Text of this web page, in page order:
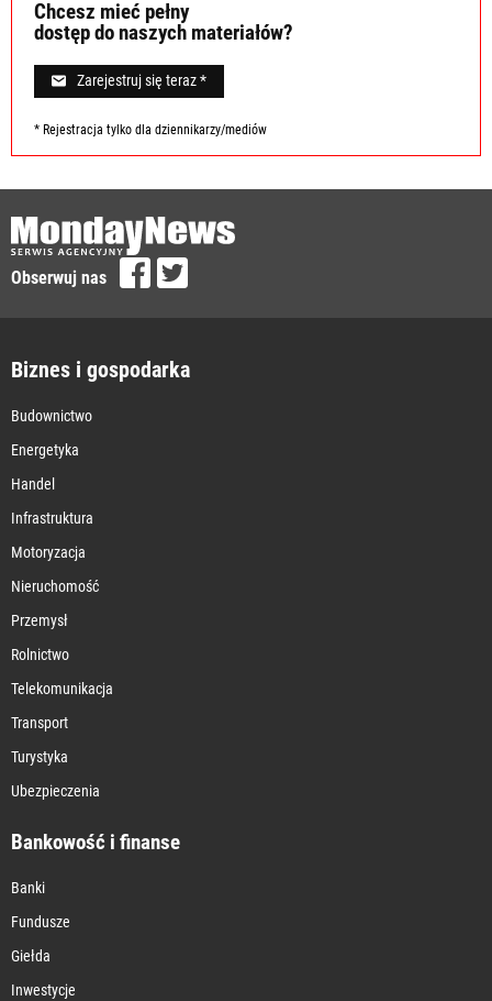
Chcesz mieć pełny
dostęp do naszych materiałów?
Zarejestruj się teraz *
* Rejestracja tylko dla dziennikarzy/mediów
Obserwuj nas
Biznes i gospodarka
Budownictwo
Energetyka
Handel
Infrastruktura
Motoryzacja
Nieruchomość
Przemysł
Rolnictwo
Telekomunikacja
Transport
Turystyka
Ubezpieczenia
Bankowość i finanse
Banki
Fundusze
Giełda
Inwestycje